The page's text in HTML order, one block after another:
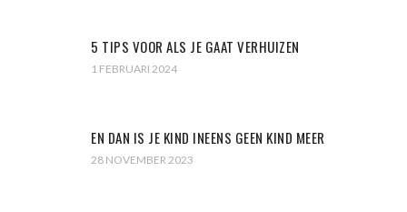
5 TIPS VOOR ALS JE GAAT VERHUIZEN
1 FEBRUARI 2024
EN DAN IS JE KIND INEENS GEEN KIND MEER
28 NOVEMBER 2023